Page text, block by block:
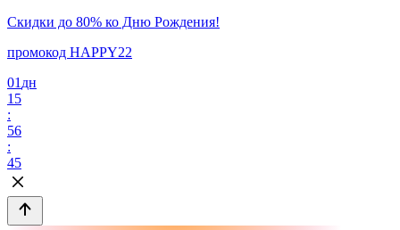
Скидки до 80% ко Дню Рождения!
промокод HAPPY22
01 дн
15
:
56
:
45